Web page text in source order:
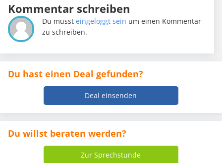
Kommentar schreiben
Du mussteingeloggt sein um einen Kommentar
zu schreiben.
Du hast einen Deal gefunden?
Deal einsenden
Du willst beraten werden?
Zur Sprechstunde